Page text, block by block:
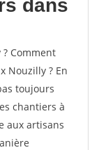
dans
Comment
Nouzilly ? En
toujours
chantiers à
aux artisans